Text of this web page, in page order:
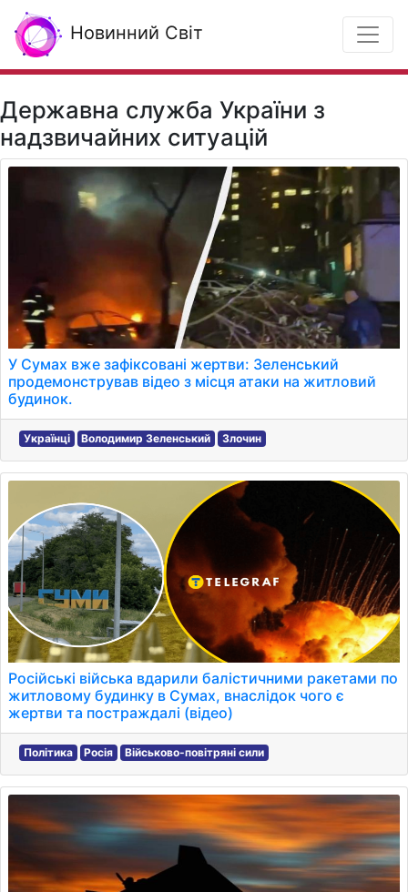
Новинний Світ
Державна служба України з
надзвичайних ситуацій
У Сумах вже зафіксовані жертви: Зеленський
продемонстрував відео з місця атаки на житловий
будинок.
Українці Володимир Зеленський Злочин
Російські війська вдарили балістичними ракетами по
житловому будинку в Сумах, внаслідок чого є
жертви та постраждалі (відео)
Політика Росія Військово-повітряні сили